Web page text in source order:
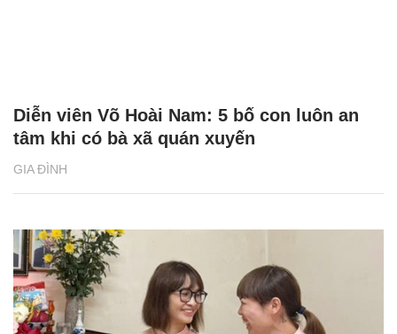
GIA ĐÌNH
Diễn viên Võ Hoài Nam: 5 bố con luôn an
tâm khi có bà xã quán xuyến